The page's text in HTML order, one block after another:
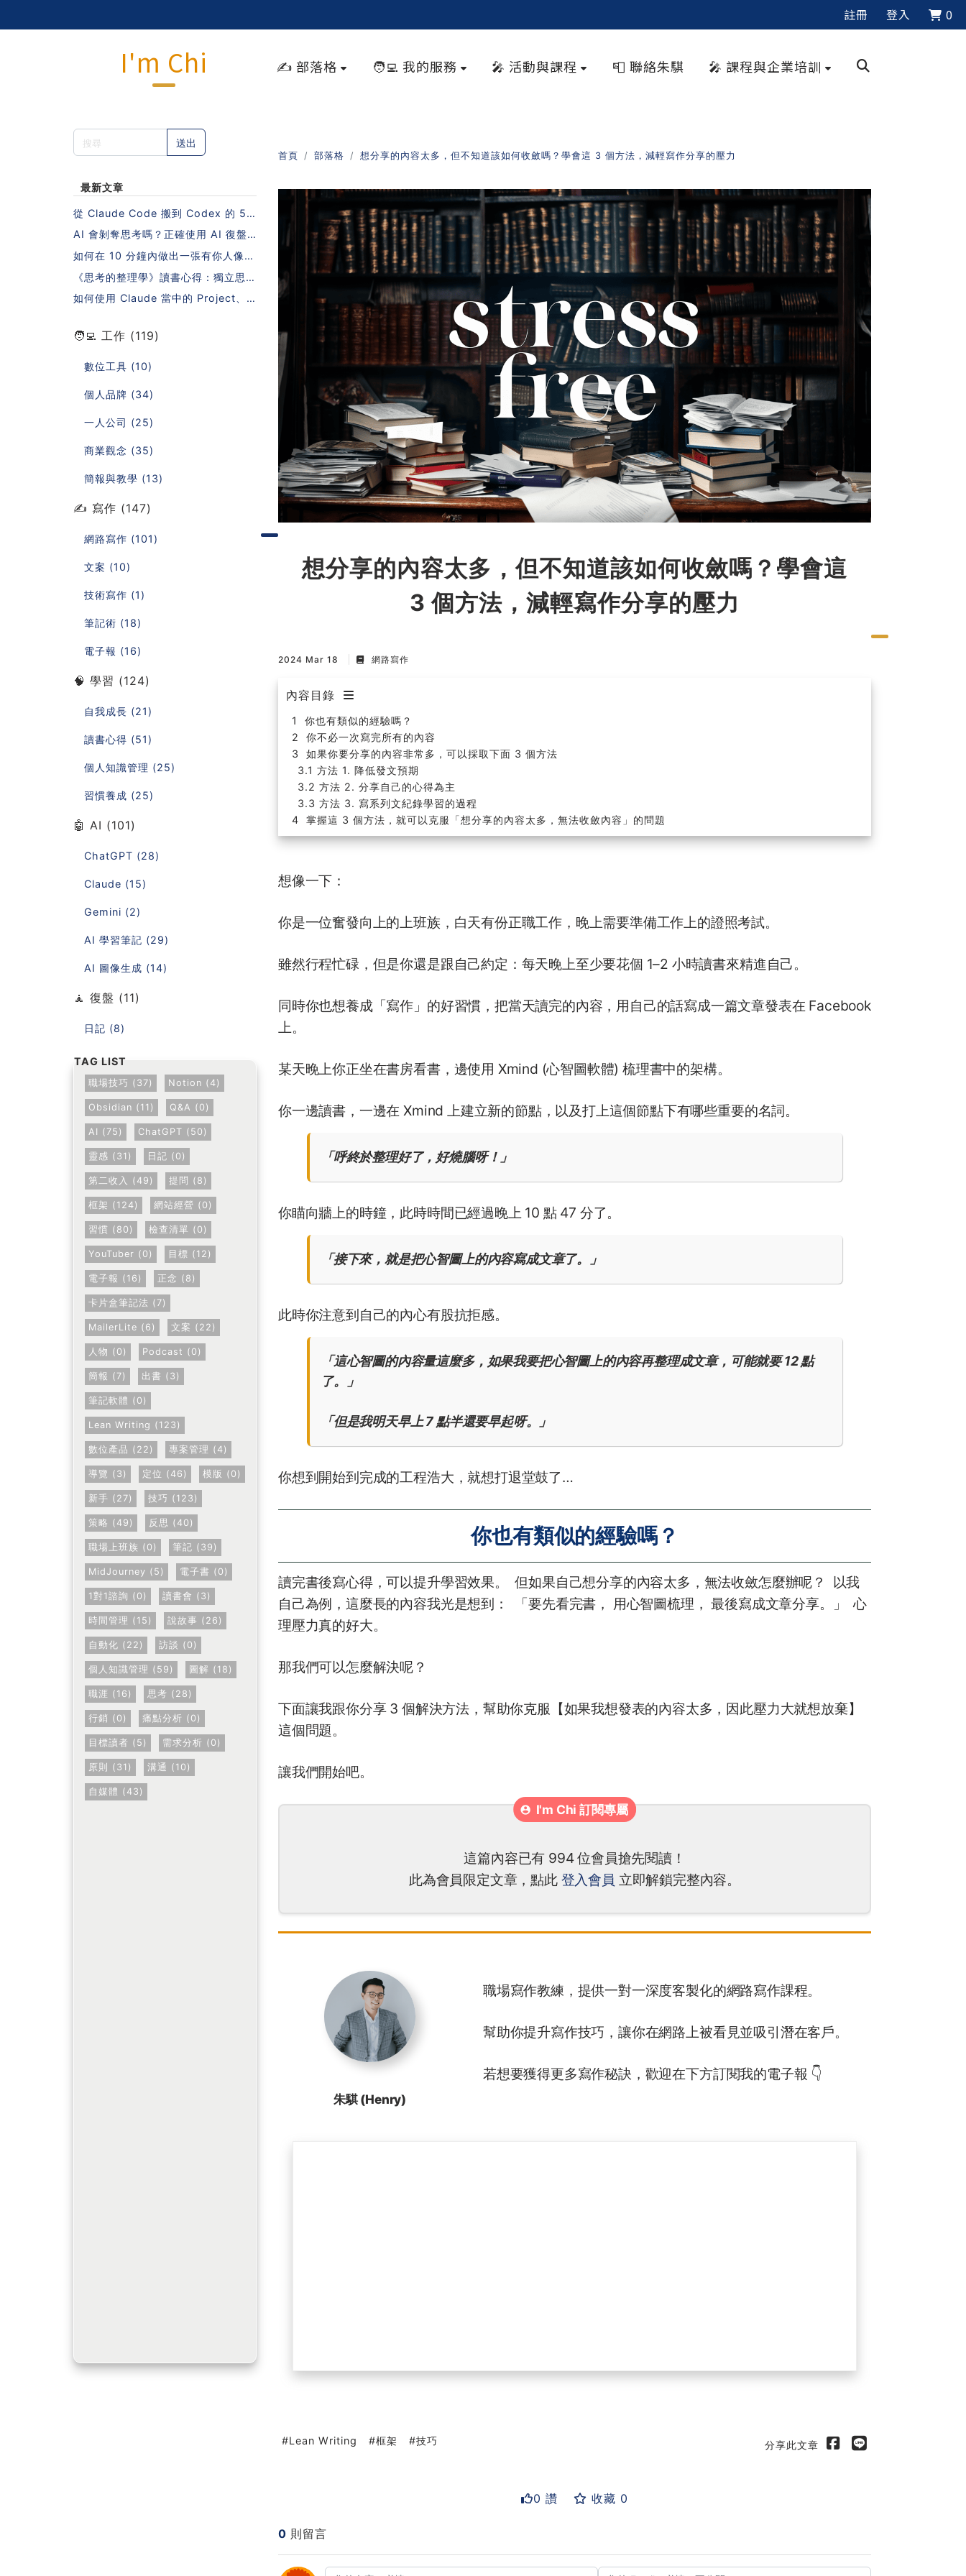
註冊 登入 0
I'm Chi ✍️ 部落格 🧑‍💻 我的服務 🎤 活動與課程 📮 聯絡朱騏 🎤 課程與企業培訓
送出
最新文章
從 Claude Code 搬到 Codex 的 5
步驟指南（不需要重寫 Skills 也能做
到！）
AI 會剝奪思考嗎？正確使用 AI 復盤
的 5 個步驟
如何在 10 分鐘內做出一張有你人像照
片的日系課程封面？
《思考的整理學》讀書心得：獨立思考
的秘密，藏在一本沒有 AI 的年代寫下
的書裡
如何使用 Claude 當中的 Project、S
🧑‍💻 工作 (119)
數位工具 (10)
個人品牌 (34)
一人公司 (25)
商業觀念 (35)
簡報與教學 (13)
✍️ 寫作 (147)
網路寫作 (101)
文案 (10)
技術寫作 (1)
筆記術 (18)
電子報 (16)
🧠 學習 (124)
自我成長 (21)
讀書心得 (51)
個人知識管理 (25)
習慣養成 (25)
🤖 AI (101)
ChatGPT (28)
Claude (15)
Gemini (2)
AI 學習筆記 (29)
AI 圖像生成 (14)
🧘 復盤 (11)
日記 (8)
職場技巧 (37) Notion (4)
Obsidian (11) Q&A (0)
AI (75) ChatGPT (50)
靈感 (31) 日記 (0)
第二收入 (49) 提問 (8)
框架 (124) 網站經營 (0)
習慣 (80) 檢查清單 (0)
YouTuber (0) 目標 (12)
電子報 (16) 正念 (8)
卡片盒筆記法 (7)
MailerLite (6) 文案 (22)
人物 (0) Podcast (0)
簡報 (7) 出書 (3)
筆記軟體 (0)
Lean Writing (123)
數位產品 (22) 專案管理 (4)
導覽 (3) 定位 (46) 模版 (0)
新手 (27) 技巧 (123)
策略 (49) 反思 (40)
職場上班族 (0) 筆記 (39)
MidJourney (5) 電子書 (0)
1對1諮詢 (0) 讀書會 (3)
時間管理 (15) 說故事 (26)
自動化 (22) 訪談 (0)
個人知識管理 (59) 圖解 (18)
職涯 (16) 思考 (28)
行銷 (0) 痛點分析 (0)
目標讀者 (5) 需求分析 (0)
原則 (31) 溝通 (10)
自媒體 (43)
首頁 部落格 想分享的內容太多，但不知道該如何收斂嗎？學會這 3 個方法，減輕寫作分享的壓力
想分享的內容太多，但不知道該如何收斂嗎？學會這
3 個方法，減輕寫作分享的壓力
2024 Mar 18 網路寫作
內容目錄
你也有類似的經驗嗎？
你不必一次寫完所有的內容
如果你要分享的內容非常多，可以採取下面 3 個方法
方法 1. 降低發文預期
方法 2. 分享自己的心得為主
方法 3. 寫系列文紀錄學習的過程
掌握這 3 個方法，就可以克服「想分享的內容太多，無法收斂內容」的問題
想像一下：
你是一位奮發向上的上班族，白天有份正職工作，晚上需要準備工作上的證照考試。
雖然行程忙碌，但是你還是跟自己約定：每天晚上至少要花個 1–2 小時讀書來精進自己。
同時你也想養成「寫作」的好習慣，把當天讀完的內容，用自己的話寫成一篇文章發表在 Facebook
上。
某天晚上你正坐在書房看書，邊使用 Xmind (心智圖軟體) 梳理書中的架構。
你一邊讀書，一邊在 Xmind 上建立新的節點，以及打上這個節點下有哪些重要的名詞。
「呼終於整理好了，好燒腦呀！」
你瞄向牆上的時鐘，此時時間已經過晚上 10 點 47 分了。
「接下來，就是把心智圖上的內容寫成文章了。」
此時你注意到自己的內心有股抗拒感。
「這心智圖的內容量這麼多，如果我要把心智圖上的內容再整理成文章，可能就要 12 點
了。」
「但是我明天早上 7 點半還要早起呀。」
你想到開始到完成的工程浩大，就想打退堂鼓了…
你也有類似的經驗嗎？
讀完書後寫心得，可以提升學習效果。 ​ 但如果自己想分享的內容太多，無法收斂怎麼辦呢？ ​ 以我
自己為例，這麼長的內容我光是想到： ​ 「要先看完書， 用心智圖梳理， 最後寫成文章分享。」 ​ 心
理壓力真的好大。
那我們可以怎麼解決呢？
下面讓我跟你分享 3 個解決方法，幫助你克服【如果我想發表的內容太多，因此壓力大就想放棄】
這個問題。
讓我們開始吧。
這篇內容已有 994 位會員搶先閱讀！
此為會員限定文章，點此 登入會員 立即解鎖完整內容。
朱騏 (Henry)
職場寫作教練，提供一對一深度客製化的網路寫作課程。
幫助你提升寫作技巧，讓你在網路上被看見並吸引潛在客戶。
若想要獲得更多寫作秘訣，歡迎在下方訂閱我的電子報 👇
Lean Writing 框架 技巧 分享此文章
0 讚 收藏 0
0 則留言